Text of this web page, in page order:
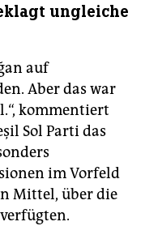
ungleiche
auf
Aber das war
kommentiert
Sol Parti das
im Vorfeld
Mittel, über die